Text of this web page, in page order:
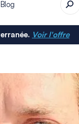
Blog
Voir l'offre